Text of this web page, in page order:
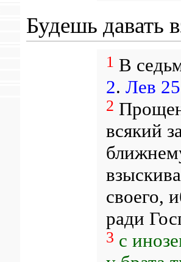
Будешь давать
1 В
2. Лев
2
всякий
своего,
ради
3 с